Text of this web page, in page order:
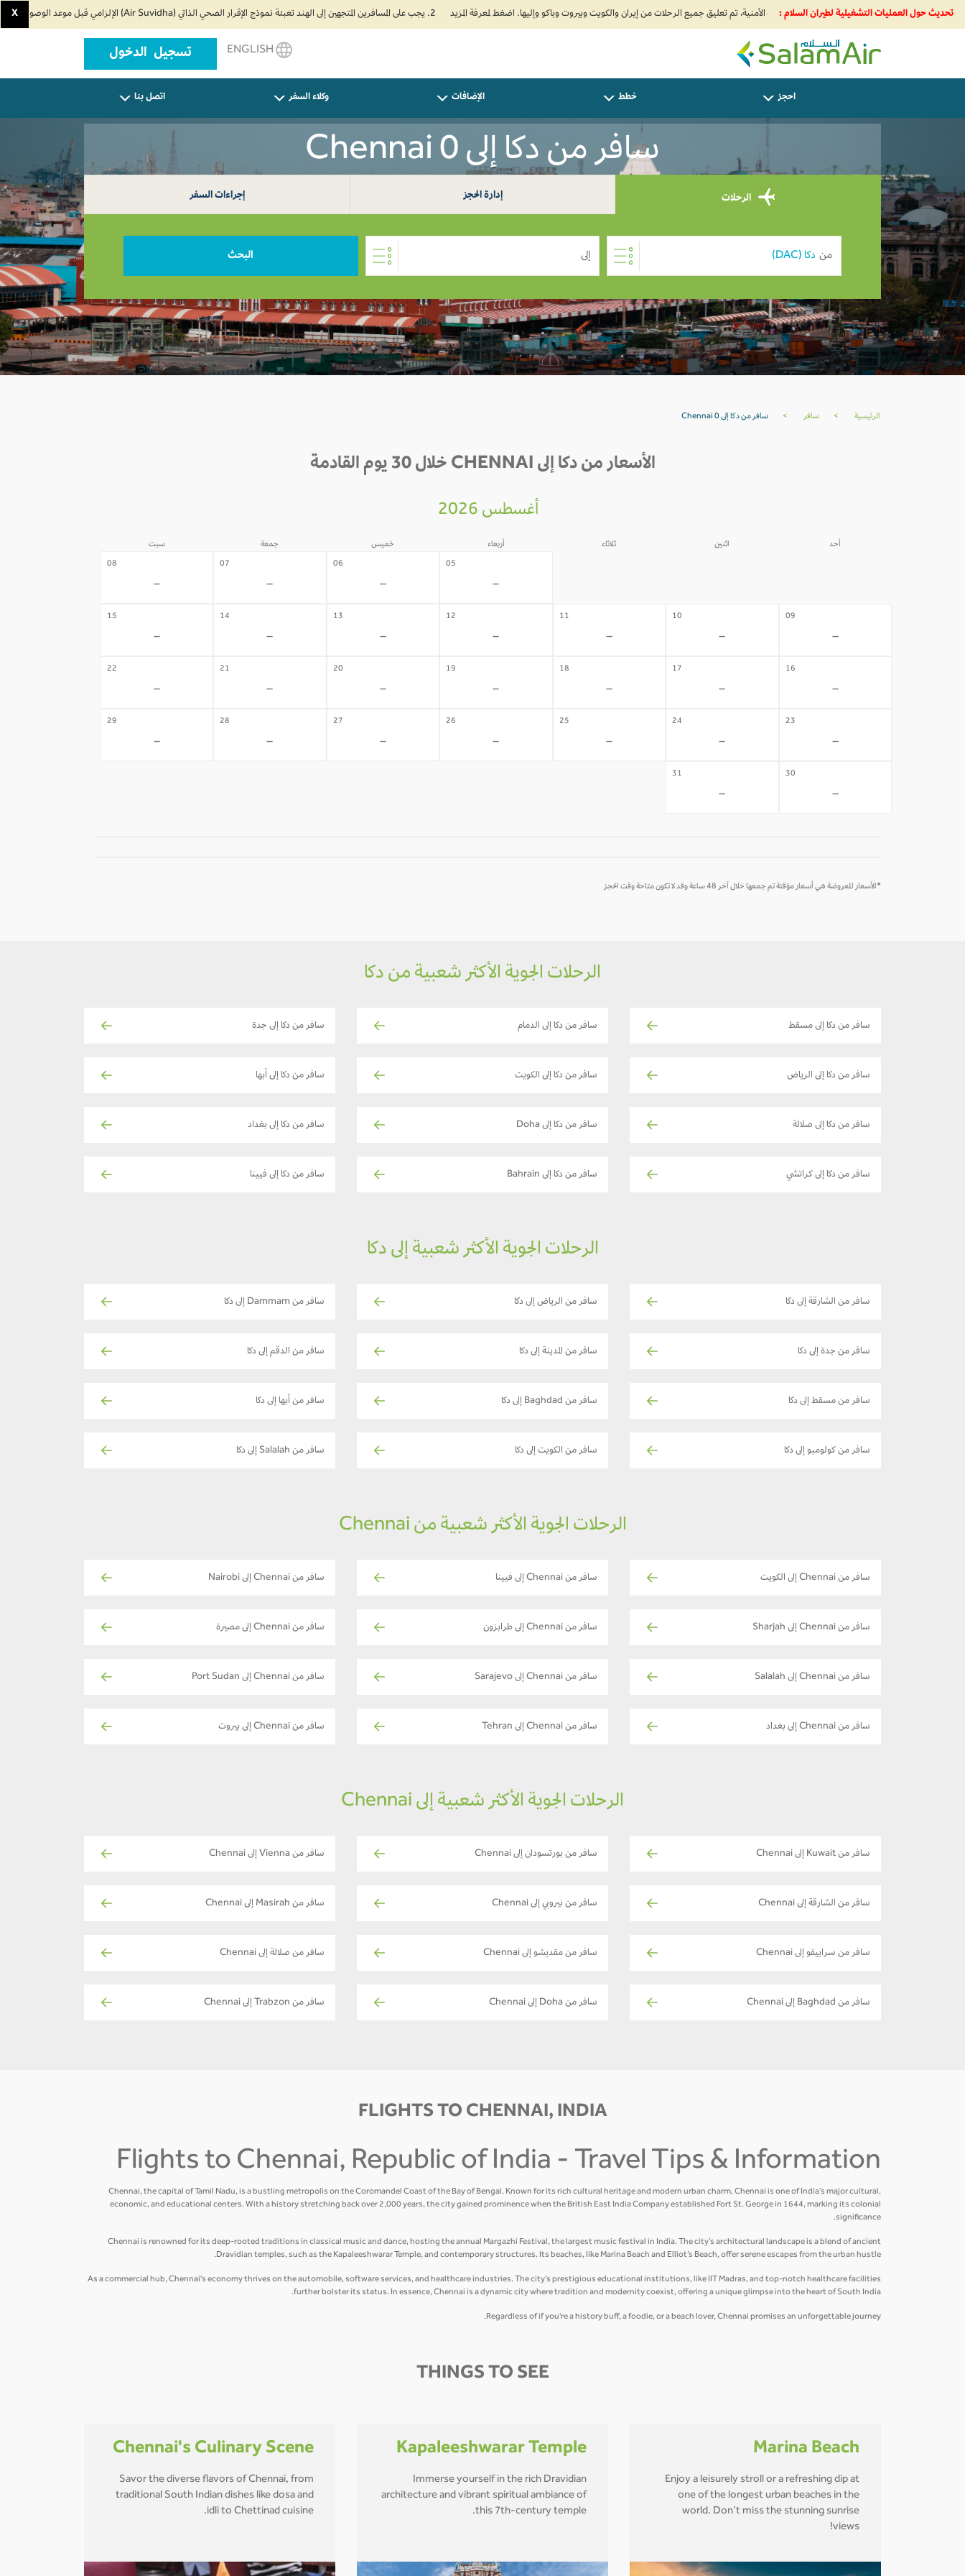
تحديث حول العمليات التشغيلية لطيران السلام : 2. يجب على المسافرين المتجهين إلى الهند تعبئة نموذج الإقرار الصحي الذاتي (Air Suvidha) الإلزامي قبل موعد الوصول بـ 24 ساعة على الأقل. اضغط هنا للدخول إلى بوابة Air Suvidha. X
SalamAir
تسجيل الدخول
احجز خطط الإضافات وكلاء السفر اتصل بنا
سافر من دكا إلى Chennai 0
الرحلات إدارة الحجز إجراءات السفر
من إلى البحث
الرئيسية > سافر > سافر من دكا إلى Chennai 0
الأسعار من دكا إلى CHENNAI خلال 30 يوم القادمة
أغسطس 2026
أحد اثنين ثلاثاء أربعاء خميس جمعة سبت
05
-
06
-
07
-
08
-
09
-
10
-
11
-
12
-
13
-
14
-
15
-
16
-
17
-
18
-
19
-
20
-
21
-
22
-
23
-
24
-
25
-
26
-
27
-
28
-
29
-
30
-
31
-
*الأسعار المعروضة هي أسعار مؤقتة تم جمعها خلال آخر 48 ساعة وقد لا تكون متاحة وقت الحجز
الرحلات الجوية الأكثر شعبية من دكا
سافر من دكا إلى مسقط سافر من دكا إلى الدمام سافر من دكا إلى جدة
سافر من دكا إلى الرياض سافر من دكا إلى الكويت سافر من دكا إلى أبها
سافر من دكا إلى صلالة سافر من دكا إلى Doha سافر من دكا إلى بغداد
سافر من دكا إلى كراتشي سافر من دكا إلى Bahrain سافر من دكا إلى فيينا
الرحلات الجوية الأكثر شعبية إلى دكا
سافر من الشارقة إلى دكا سافر من الرياض إلى دكا سافر من Dammam إلى دكا
سافر من جدة إلى دكا سافر من المدينة إلى دكا سافر من الدقم إلى دكا
سافر من مسقط إلى دكا سافر من Baghdad إلى دكا سافر من أبها إلى دكا
سافر من كولومبو إلى دكا سافر من الكويت إلى دكا سافر من Salalah إلى دكا
الرحلات الجوية الأكثر شعبية من Chennai
سافر من Chennai إلى الكويت سافر من Chennai إلى فيينا سافر من Chennai إلى Nairobi
سافر من Chennai إلى Sharjah سافر من Chennai إلى طرابزون سافر من Chennai إلى مصيرة
سافر من Chennai إلى Salalah سافر من Chennai إلى Sarajevo سافر من Chennai إلى Port Sudan
سافر من Chennai إلى بغداد سافر من Chennai إلى Tehran سافر من Chennai إلى بيروت
الرحلات الجوية الأكثر شعبية إلى Chennai
سافر من Kuwait إلى Chennai سافر من بورتسودان إلى Chennai سافر من Vienna إلى Chennai
سافر من الشارقة إلى Chennai سافر من نيروبي إلى Chennai سافر من Masirah إلى Chennai
سافر من سراييفو إلى Chennai سافر من مقديشو إلى Chennai سافر من صلالة إلى Chennai
سافر من Baghdad إلى Chennai سافر من Doha إلى Chennai سافر من Trabzon إلى Chennai
FLIGHTS TO CHENNAI, INDIA
Flights to Chennai, Republic of India - Travel Tips & Information
Chennai, the capital of Tamil Nadu, is a bustling metropolis on the Coromandel Coast of the Bay of Bengal. Known for its rich cultural heritage and modern urban charm, Chennai is one of India’s major cultural,
economic, and educational centers. With a history stretching back over 2,000 years, the city gained prominence when the British East India Company established Fort St. George in 1644, marking its colonial
significance.
Chennai is renowned for its deep-rooted traditions in classical music and dance, hosting the annual Margazhi Festival, the largest music festival in India. The city’s architectural landscape is a blend of ancient
Dravidian temples, such as the Kapaleeshwarar Temple, and contemporary structures. Its beaches, like Marina Beach and Elliot’s Beach, offer serene escapes from the urban hustle.
As a commercial hub, Chennai's economy thrives on the automobile, software services, and healthcare industries. The city’s prestigious educational institutions, like IIT Madras, and top-notch healthcare facilities
further bolster its status. In essence, Chennai is a dynamic city where tradition and modernity coexist, offering a unique glimpse into the heart of South India.
Regardless of if you're a history buff, a foodie, or a beach lover, Chennai promises an unforgettable journey.
THINGS TO SEE
Marina Beach
Enjoy a leisurely stroll or a refreshing dip at
one of the longest urban beaches in the
world. Don’t miss the stunning sunrise
views!
Kapaleeshwarar Temple
Immerse yourself in the rich Dravidian
architecture and vibrant spiritual ambiance of
this 7th-century temple.
Chennai's Culinary Scene
Savor the diverse flavors of Chennai, from
traditional South Indian dishes like dosa and
idli to Chettinad cuisine.